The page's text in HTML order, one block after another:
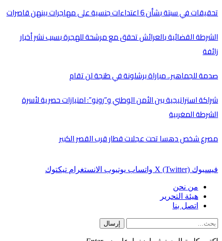
تحقيقات في سبتة بشأن 6 اعتداءات جنسية على مهاجرات بينهن قاصرات
الشرطة القضائية بالعرائش تحقق مع مرشحة للهجرة بسبب نشر أخبار
زائفة
صدمة للجماهير.. مباراة برشلونة في طنجة لن تقام
شراكة استراتيجية بين الأمن الوطني و”رونو”: امتيازات حصرية لأسرة
الشرطة المغربية
مصرع شخص دهسا تحت عجلات قطار قرب القصر الكبير
فيسبوك X (Twitter) واتساب يوتيوب الانستغرام تيكتوك
من نحن
هيئة التحرير
اتصل بنا
إرسال